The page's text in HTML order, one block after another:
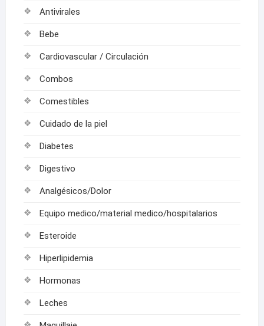
Antivirales
Bebe
Cardiovascular / Circulación
Combos
Comestibles
Cuidado de la piel
Diabetes
Digestivo
Analgésicos/Dolor
Equipo medico/material medico/hospitalarios
Esteroide
Hiperlipidemia
Hormonas
Leches